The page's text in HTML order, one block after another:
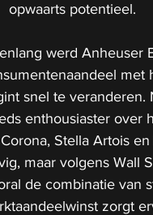
opwaarts potentieel.
werd Anheuser
met
snel te veranderen.
enthousiaster over
Stella Artois
maar volgens Wall
de combinatie van
zorgt